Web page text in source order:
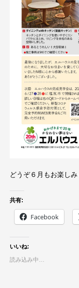
どうぞ６月もお楽しみ
共有:
Facebook
いいね:
読み込み中…